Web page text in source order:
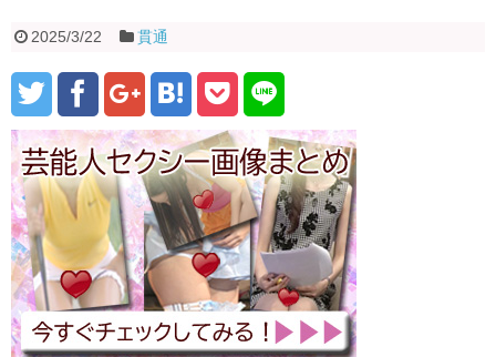
2025/3/22 貫通